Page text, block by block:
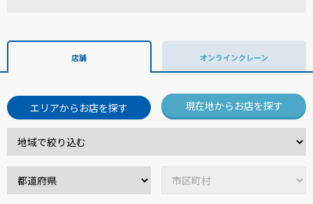
店舗 オンラインクレーン
エリアからお店を探す 現在地からお店を探す